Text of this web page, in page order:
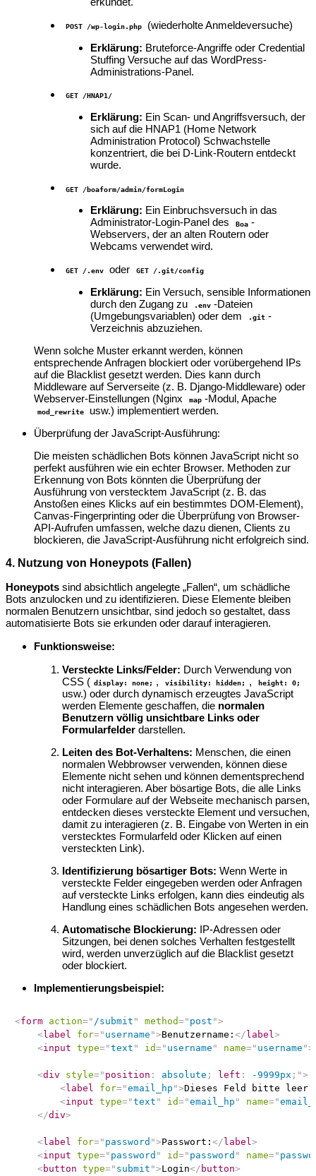
POST /wp-login.php
(wiederholte Anmeldeversuche)
Erklärung: Bruteforce-Angriffe oder Credential
Stuffing Versuche auf das WordPress-
Administrations-Panel.
GET /HNAP1/
Erklärung: Ein Scan- und Angriffsversuch, der
sich auf die HNAP1 (Home Network
Administration Protocol) Schwachstelle
konzentriert, die bei D-Link-Routern entdeckt
wurde.
GET /boaform/admin/formLogin
Erklärung: Ein Einbruchsversuch in das
Administrator-Login-Panel des
Boa -
Webservers, der an alten Routern oder
Webcams verwendet wird.
GET /.env oder GET /.git/config
Erklärung: Ein Versuch, sensible Informationen
durch den Zugang zu
.env -Dateien
(Umgebungsvariablen) oder dem
.git -
Verzeichnis abzuziehen.
Wenn solche Muster erkannt werden, können
entsprechende Anfragen blockiert oder vorübergehend IPs
auf die Blacklist gesetzt werden. Dies kann durch
Middleware auf Serverseite (z. B. Django-Middleware) oder
Webserver-Einstellungen (Nginx
map -Modul, Apache
mod_rewrite
usw.) implementiert werden.
Überprüfung der JavaScript-Ausführung:
Die meisten schädlichen Bots können JavaScript nicht so
perfekt ausführen wie ein echter Browser. Methoden zur
Erkennung von Bots könnten die Überprüfung der
Ausführung von verstecktem JavaScript (z. B. das
Anstoßen eines Klicks auf ein bestimmtes DOM-Element),
Canvas-Fingerprinting oder die Überprüfung von Browser-
API-Aufrufen umfassen, welche dazu dienen, Clients zu
blockieren, die JavaScript-Ausführung nicht erfolgreich sind.
4. Nutzung von Honeypots (Fallen)
Honeypots sind absichtlich angelegte „Fallen“, um schädliche
Bots anzulocken und zu identifizieren. Diese Elemente bleiben
normalen Benutzern unsichtbar, sind jedoch so gestaltet, dass
automatisierte Bots sie erkunden oder darauf interagieren.
Funktionsweise:
Versteckte Links/Felder: Durch Verwendung von
CSS ( display: none; , visibility: hidden; , height: 0;
usw.) oder durch dynamisch erzeugtes JavaScript
werden Elemente geschaffen, die normalen
Benutzern völlig unsichtbare Links oder
Formularfelder darstellen.
Leiten des Bot-Verhaltens: Menschen, die einen
normalen Webbrowser verwenden, können diese
Elemente nicht sehen und können dementsprechend
nicht interagieren. Aber bösartige Bots, die alle Links
oder Formulare auf der Webseite mechanisch parsen,
entdecken dieses versteckte Element und versuchen,
damit zu interagieren (z. B. Eingabe von Werten in ein
verstecktes Formularfeld oder Klicken auf einen
versteckten Link).
Identifizierung bösartiger Bots: Wenn Werte in
versteckte Felder eingegeben werden oder Anfragen
auf versteckte Links erfolgen, kann dies eindeutig als
Handlung eines schädlichen Bots angesehen werden.
Automatische Blockierung: IP-Adressen oder
Sitzungen, bei denen solches Verhalten festgestellt
wird, werden unverzüglich auf die Blacklist gesetzt
oder blockiert.
Implementierungsbeispiel:
<form action=" /submit " method=" post ">
<label for=" username ">Benutzername: </ label>
<input type="text " id=" username " name=" username ">
<div style=" position : absolute ; left : -9999px ; ">
<label for="email_hp ">Dieses Feld bitte leer
<input type="text " id="email_hp " name="
</div>
<label for=" password ">Passwort: </ label>
<input type=" password " id=" password " name="
<button type=" submit ">Login</ button>